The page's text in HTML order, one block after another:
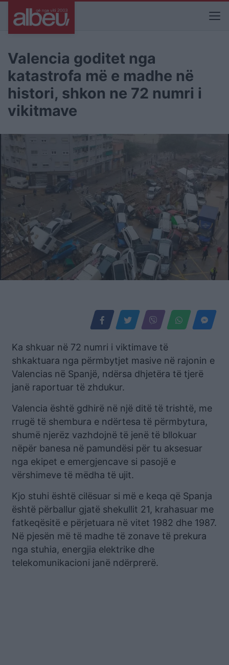
Valencia goditet nga
katastrofa më e madhe në
histori, shkon ne 72 numri i
vikitmave
Ka shkuar në 72 numri i viktimave të
shkaktuara nga përmbytjet masive në rajonin e
Valencias në Spanjë, ndërsa dhjetëra të tjerë
janë raportuar të zhdukur.
Valencia është gdhirë në një ditë të trishtë, me
rrugë të shembura e ndërtesa të përmbytura,
shumë njerëz vazhdojnë të jenë të bllokuar
nëpër banesa në pamundësi për tu aksesuar
nga ekipet e emergjencave si pasojë e
vërshimeve të mëdha të ujit.
Kjo stuhi është cilësuar si më e keqa që Spanja
është përballur gjatë shekullit 21, krahasuar me
fatkeqësitë e përjetuara në vitet 1982 dhe 1987.
Në pjesën më të madhe të zonave të prekura
nga stuhia, energjia elektrike dhe
telekomunikacioni janë ndërprerë.